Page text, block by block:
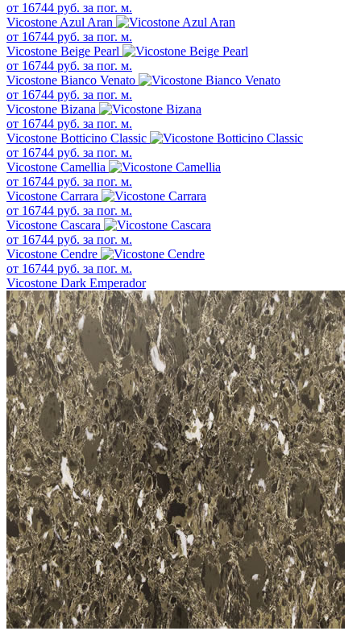
от 16744 руб. за пог. м.
Vicostone Azul Aran
от 16744 руб. за пог. м.
Vicostone Beige Pearl
от 16744 руб. за пог. м.
Vicostone Bianco Venato
от 16744 руб. за пог. м.
Vicostone Bizana
от 16744 руб. за пог. м.
Vicostone Botticino Classic
от 16744 руб. за пог. м.
Vicostone Camellia
от 16744 руб. за пог. м.
Vicostone Carrara
от 16744 руб. за пог. м.
Vicostone Cascara
от 16744 руб. за пог. м.
Vicostone Cendre
от 16744 руб. за пог. м.
Vicostone Dark Emperador